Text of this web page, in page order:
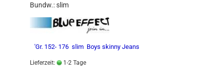
Bundw.: slim
'Gr. 152- 176 slim Boys skinny Jeans
Lieferzeit: 1-2 Tage